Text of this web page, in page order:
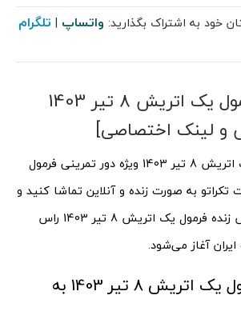
خود به اشتراک بگذارید: واتساپ | تلگرام
پخش زنده فرمول یک اتریش 8 تیر 1403
لینک اختصاصی]
پخش زنده فرمول یک اتریش 8 تیر 1403 ویژه دور تمرینی فرمول
به صورت زنده و آنلاین تماشا کنید و
پخش زنده فرمول یک اتریش 8 تیر 1403 راس
پخش زنده فرمول یک اتریش 8 تیر 1403 به